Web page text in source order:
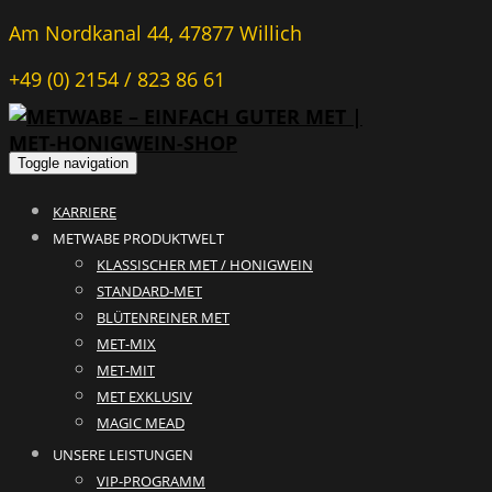
Am Nordkanal 44, 47877 Willich
+49 (0) 2154 / 823 86 61
Toggle navigation
KARRIERE
METWABE PRODUKTWELT
KLASSISCHER MET / HONIGWEIN
STANDARD-MET
BLÜTENREINER MET
MET-MIX
MET-MIT
MET EXKLUSIV
MAGIC MEAD
UNSERE LEISTUNGEN
VIP-PROGRAMM